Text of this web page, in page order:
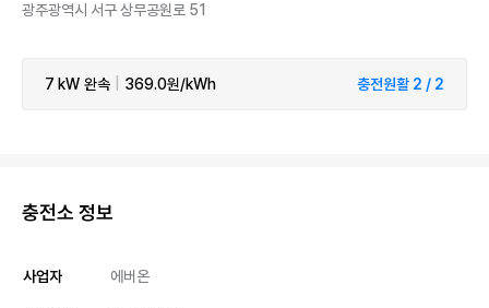
광주광역시 서구 상무공원로 51
7 kW 완속 369.0원/kWh 충전원활 2 / 2
충전소 정보
사업자 에버온